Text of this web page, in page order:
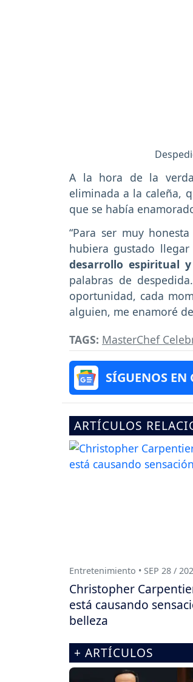
A la hora de la
eliminada a la caleña,
que se había
“Para ser muy
hubiera gustado llegar
desarrollo espiritual
palabras de
oportunidad, cada
alguien, me enamoré
TAGS: MasterChef
SÍGUENOS EN
ARTÍCULOS
Entretenimiento • SEP 28 /
Christopher
está causando
belleza
+ ARTÍCULOS